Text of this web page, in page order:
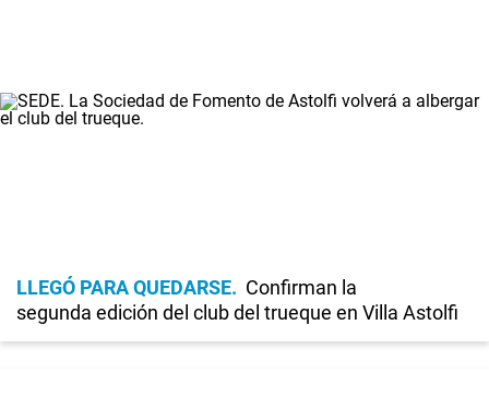
LLEGÓ PARA QUEDARSE
Confirman la
segunda edición del club del trueque en Villa Astolfi